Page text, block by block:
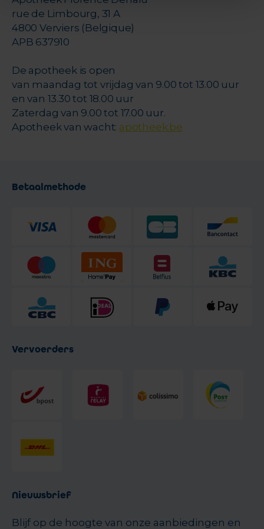
rue de Limbourg, 31 A
4800 Verviers (Belgique)
APB 637910
De apotheek is open
van maandag tot vrijdag van 9.00 tot 13.00 uur
en van 13.30 tot 18.00 uur
Zaterdag van 9.00 tot 17.00 uur.
Apotheek van wacht: apotheek.be
Betaalmethode
Vervoerders
Nieuwsbrief
Blijf op de hoogte van onze aanbiedingen en